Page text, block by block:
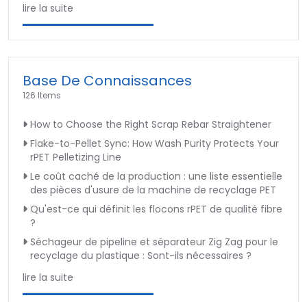
lire la suite
Base De Connaissances
126 Items
How to Choose the Right Scrap Rebar Straightener
Flake-to-Pellet Sync: How Wash Purity Protects Your
rPET Pelletizing Line
Le coût caché de la production : une liste essentielle
des pièces d'usure de la machine de recyclage PET
Qu'est-ce qui définit les flocons rPET de qualité fibre
?
Séchageur de pipeline et séparateur Zig Zag pour le
recyclage du plastique : Sont-ils nécessaires ?
lire la suite